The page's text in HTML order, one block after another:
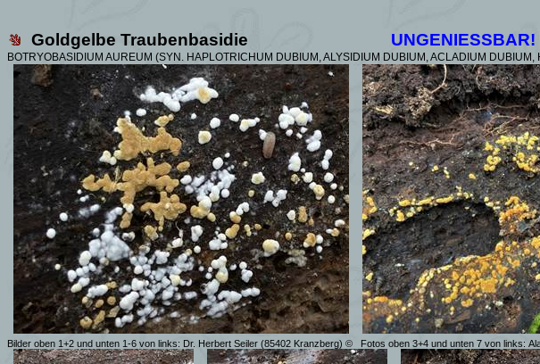
Goldgelbe Traubenbasidie UNGENIESSBAR!
BOTRYOBASIDIUM AUREUM (SYN. HAPLOTRICHUM DUBIUM, ALYSIDIUM DUBIUM, ACLADIUM
Bilder oben 1+2 und unten 1-6 von links: Dr. Herbert Seiler (85402 Kranzberg) © Fotos oben 3+4 und unten 7 von links: